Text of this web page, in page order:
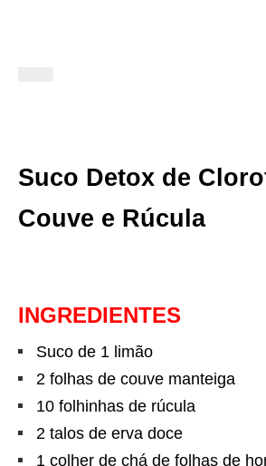
Suco Detox de
Couve e Rúcula
INGREDIENTES
Suco de 1 limão
2 folhas de couve manteiga
10 folhinhas de rúcula
2 talos de erva doce
1 colher de chá de folhas de